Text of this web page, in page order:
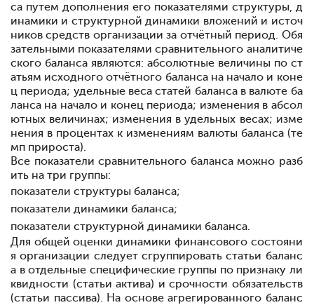
са путем дополнения его показателями структуры, д
инамики и структурнойдинамики вложений и источ
ников средств организации за отчётный период. Обя
зательными показателями сравнительного аналитиче
ского баланса являются: абсолютные величины по ст
атьям исходногоотчётного баланса на начало и коне
ц периода; удельные весастатей баланса в валюте ба
ланса на начало и конец периода; изменения в абсол
ютных величинах; изменения в удельных весах; изме
нения в процентах к изменениям валюты баланса (те
мп прироста).
Все показателисравнительного баланса можно разб
ить на три группы:
показатели структуры баланса;
показатели динамики баланса;
показатели структурной динамики баланса.
Для общейоценкидинамики финансового состояни
яорганизации следует сгруппироватьстатьи баланс
а вотдельные специфические группы по признаку ли
квидности (статьиактива) и срочности обязательств
(статьи пассива). На основеагрегированного баланс